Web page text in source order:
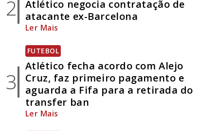
2
Atlético negocia contratação de
atacante ex-Barcelona
Ler Mais
3
FUTEBOL
Atlético fecha acordo com Alejo
Cruz, faz primeiro pagamento e
aguarda a Fifa para a retirada do
transfer ban
Ler Mais